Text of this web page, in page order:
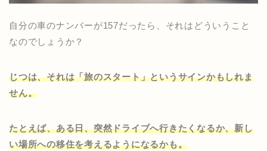
自分の車のナンバーが157だったら、それはどういうこと
なのでしょうか？
じつは、それは「旅のスタート」というサインかもしれま
せん。
たとえば、ある日、突然ドライブへ行きたくなるか、新し
い場所への移住を考えるようになるかも。